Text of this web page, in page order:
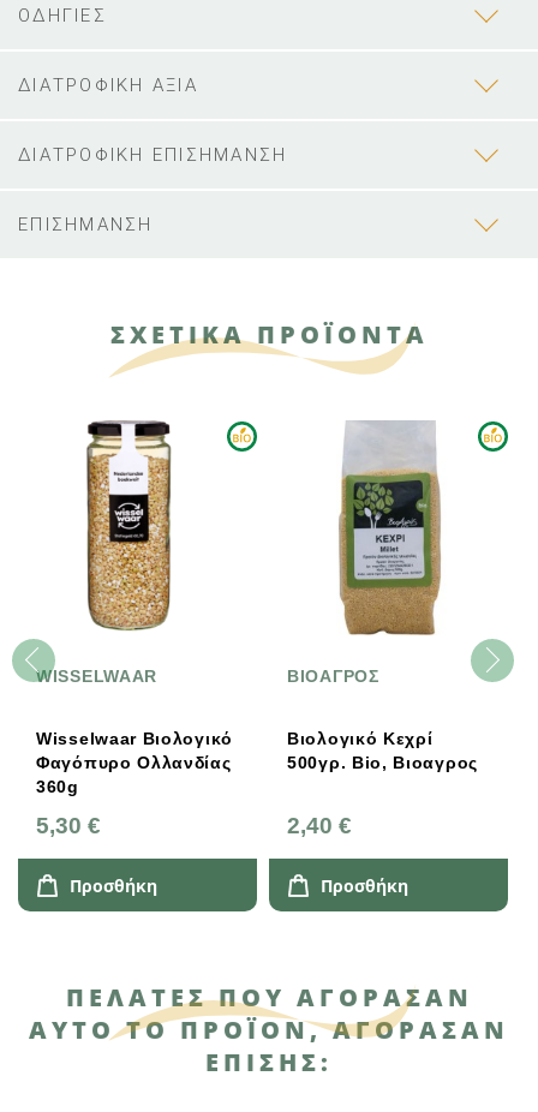
ΟΔΗΓΙΕΣ
ΔΙΑΤΡΟΦΙΚΗ ΑΞΙΑ
ΔΙΑΤΡΟΦΙΚΗ ΕΠΙΣΗΜΑΝΣΗ
ΕΠΙΣΗΜΑΝΣΗ
ΣΧΕΤΙΚΑ ΠΡΟΪΟΝΤΑ
WISSELWAAR
Wisselwaar Βιολογικό
Φαγόπυρο Ολλανδίας
360g
5,30 €
Προσθήκη
ΒΙΟΑΓΡΟΣ
Βιολογικό Κεχρί
500γρ. Bio, Βιοαγρος
2,40 €
Προσθήκη
ΠΕΛΆΤΕΣ ΠΟΥ ΑΓΌΡΑΣΑΝ
ΑΥΤΌ ΤΟ ΠΡΟΪΌΝ, ΑΓΌΡΑΣΑΝ
ΕΠΊΣΗΣ: